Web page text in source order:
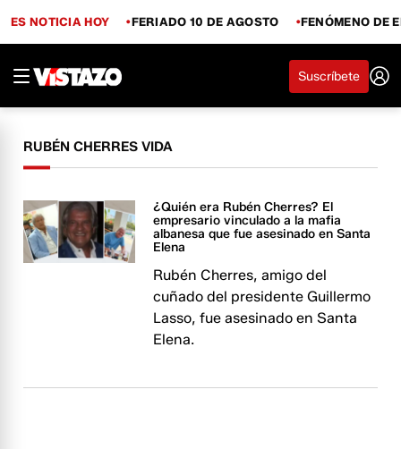
ES NOTICIA HOY FERIADO 10 DE AGOSTO FENÓMENO DE
Suscríbete
RUBÉN CHERRES VIDA
¿Quién era Rubén Cherres? El
empresario vinculado a la mafia
albanesa que fue asesinado en Santa
Elena
Rubén Cherres, amigo del
cuñado del presidente Guillermo
Lasso, fue asesinado en Santa
Elena.